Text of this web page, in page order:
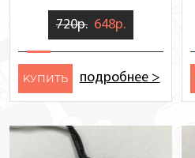
720р. 648р.
KУПИТЬ подробнее >